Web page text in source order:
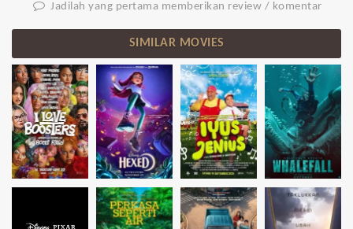
Jadilah yang pertama memberikan review / komentar
SIMILAR MOVIES